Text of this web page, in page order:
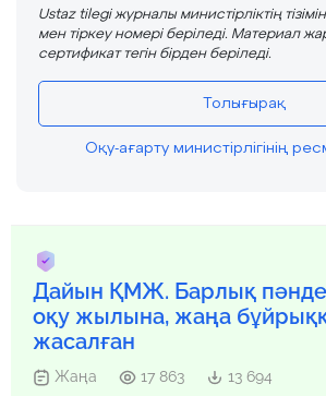
Ustaz tilegi журналы министірліктің
мен тіркеу номері беріледі. Материал
сертификат тегін бірден беріледі.
Толығырақ
Оқу-ағарту министірлігінің
Дайын ҚМЖ. Барлық
оқу жылына, жаңа
жасалған
Жаңа 17 863
13 694